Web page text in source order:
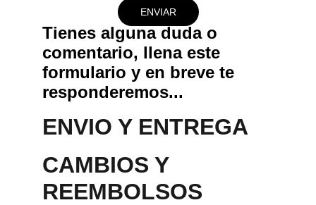
ENVIAR
Tienes alguna duda o
comentario, llena este
formulario y en breve te
responderemos...
ENVIO Y ENTREGA
CAMBIOS Y
REEMBOLSOS